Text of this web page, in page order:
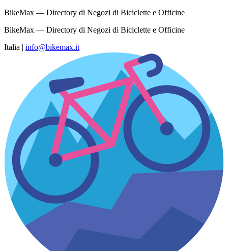
BikeMax — Directory di Negozi di Biciclette e Officine
BikeMax — Directory di Negozi di Biciclette e Officine
Italia | info@bikemax.it